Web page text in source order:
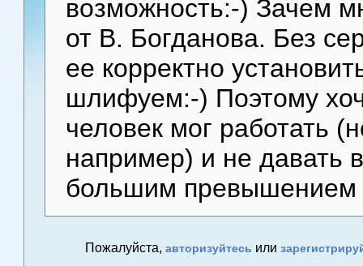
возможность:-) Зачем
от В. Богданова. Без
ее корректно
шлифуем:-) Поэтому
человек мог работать
например) и не давать
большим превышением
Пожалуйста, авторизуйтесь или